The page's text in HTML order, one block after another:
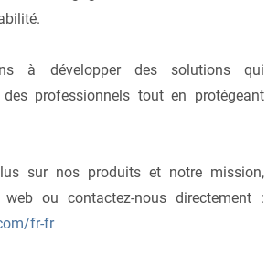
à développer des solutions qui
professionnels tout en protégeant
sur nos produits et notre mission,
ou contactez-nous directement :
fr-fr